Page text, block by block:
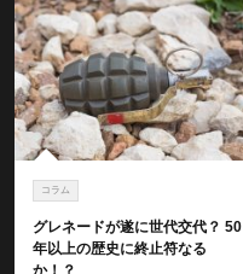
コラム
グレネードが遂に世代交代？ 50
年以上の歴史に終止符なる